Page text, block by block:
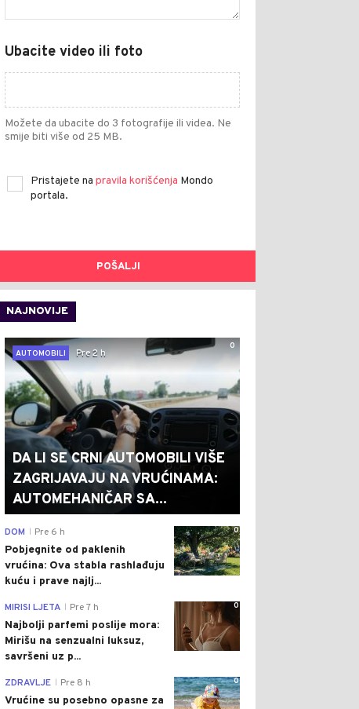
Ubacite video ili foto
Možete da ubacite do 3 fotografije ili videa. Ne
smije biti više od 25 MB.
Pristajete na pravila korišćenja Mondo
portala.
POŠALJI
NAJNOVIJE
0
AUTOMOBILI
Pre 2 h
DA LI SE CRNI AUTOMOBILI VIŠE
ZAGRIJAVAJU NA VRUĆINAMA:
AUTOMEHANIČAR SA...
0
DOM Pre 6 h
Pobjegnite od paklenih
vrućina: Ova stabla rashlađuju
kuću i prave najlj...
0
MIRISI LJETA Pre 7 h
Najbolji parfemi poslije mora:
Mirišu na senzualni luksuz,
savršeni uz p...
0
ZDRAVLJE Pre 8 h
Vrućine su posebno opasne za